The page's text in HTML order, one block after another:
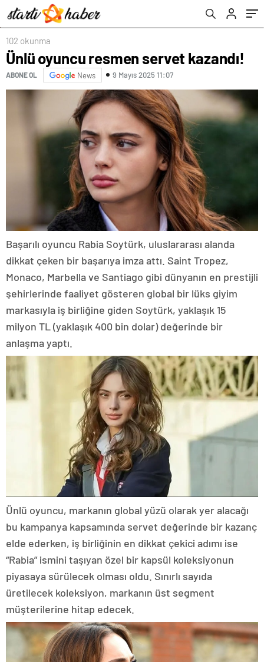
102 okunma
Ünlü oyuncu resmen servet kazandı!
ABONE OL News 9 Mayıs 2025 11:07
Başarılı oyuncu Rabia Soytürk, uluslararası alanda
dikkat çeken bir başarıya imza attı. Saint Tropez,
Monaco, Marbella ve Santiago gibi dünyanın en prestijli
şehirlerinde faaliyet gösteren global bir lüks giyim
markasıyla iş birliğine giden Soytürk, yaklaşık 15
milyon TL (yaklaşık 400 bin dolar) değerinde bir
anlaşma yaptı.
Ünlü oyuncu, markanın global yüzü olarak yer alacağı
bu kampanya kapsamında servet değerinde bir kazanç
elde ederken, iş birliğinin en dikkat çekici adımı ise
“Rabia” ismini taşıyan özel bir kapsül koleksiyonun
piyasaya sürülecek olması oldu. Sınırlı sayıda
üretilecek koleksiyon, markanın üst segment
müşterilerine hitap edecek.